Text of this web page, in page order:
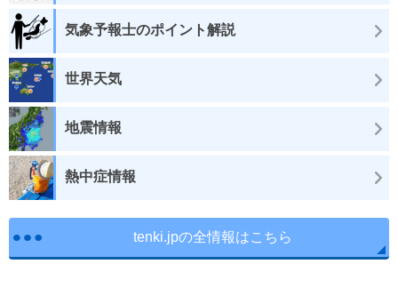
気象予報士のポイント解説
世界天気
地震情報
熱中症情報
tenki.jpの全情報はこちら